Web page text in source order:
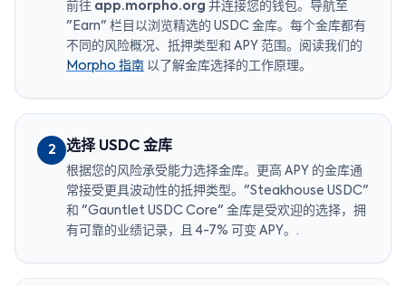
前往 app.morpho.org 并连接您的钱包。导航至
"Earn" 栏目以浏览精选的 USDC 金库。每个金库都有
不同的风险概况、抵押类型和 APY 范围。阅读我们的
Morpho 指南 以了解金库选择的工作原理。
2 选择 USDC 金库
根据您的风险承受能力选择金库。更高 APY 的金库通
常接受更具波动性的抵押类型。"Steakhouse USDC"
和 "Gauntlet USDC Core" 金库是受欢迎的选择，拥
有可靠的业绩记录，且 4-7% 可变 APY。.